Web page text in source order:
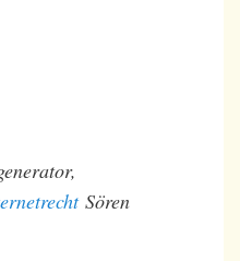
Sören